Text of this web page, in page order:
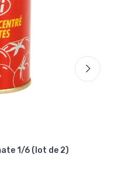
1/6 (lot de 2)